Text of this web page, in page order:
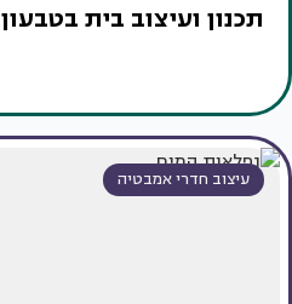
תכנון ועיצוב בית בטבעון
עיצוב חדרי אמבטיה